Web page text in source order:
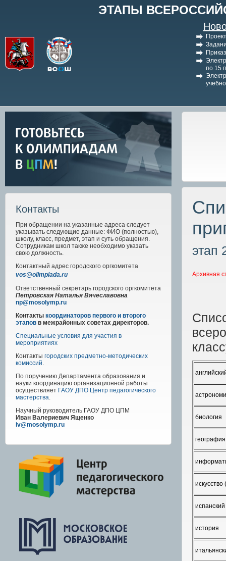
ЭТАПЫ
по 15
Контакты
При обращении на указанные адреса следует
указывать следующие данные: ФИО (полностью),
школу, класс, предмет, этап и суть обращения.
Сотрудникам школ также необходимо указать
свою должность.
Контактный адрес городского оргкомитета
vos@olimpiada.ru
Ответственный секретарь городского оргкомитета
Петровская Наталья Вячеславовна
np@mosolymp.ru
Контакты координаторов первого и второго
этапов в межрайонных советах директоров.
Специальные условия для участия в
мероприятиях
Контакты городских предметно-методических
комиссий.
По поручению Департамента образования и
науки координацию организационной работы
осуществляет ГАОУ ДПО Центр педагогического
мастерства.
Научный руководитель ГАОУ ДПО ЦПМ
Иван Валериевич Ященко
iv@mosolymp.ru
этап
Архивная
биология
география
история